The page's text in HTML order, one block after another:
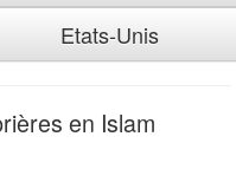
Etats-Unis
en Islam